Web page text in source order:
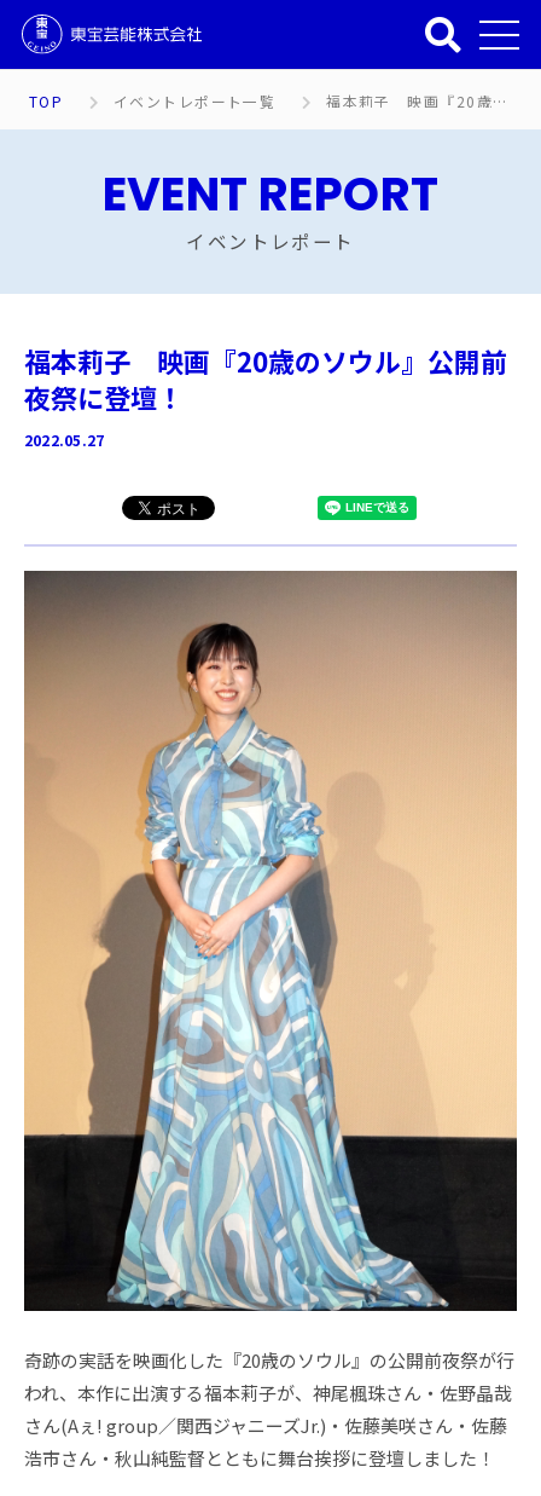
TOP イベントレポート一覧 福本莉子 映画『20歳のソウル』公開前夜祭に登壇！
EVENT REPORT
イベントレポート
福本莉子 映画『20歳のソウル』公開前
夜祭に登壇！
2022.05.27
奇跡の実話を映画化した『20歳のソウル』の公開前夜祭が行
われ、本作に出演する福本莉子が、神尾楓珠さん・佐野晶哉
さん(Aぇ! group／関西ジャニーズJr.)・佐藤美咲さん・佐藤
浩市さん・秋山純監督とともに舞台挨拶に登壇しました！